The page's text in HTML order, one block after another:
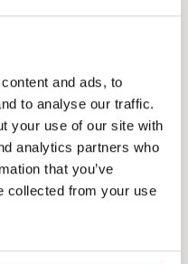
and ads, to
to analyse our traffic.
your use of our site with
analytics partners who
that you’ve
collected from your use
de confort lors de vos
se fondra dans tous
ou en camouflage
pour lachasse en
avec l'ensemble
s'associer à la veste
, vous ne craignez